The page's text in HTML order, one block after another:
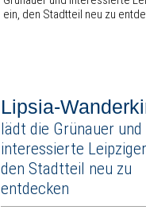
Lipsia-
lädt die Grünauer und
interessierte
den Stadtteil neu zu
entdecken